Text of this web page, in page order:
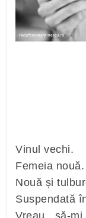
Vinul vechi.
Femeia nouă.
Nouă și
Suspendată
Vreau să-